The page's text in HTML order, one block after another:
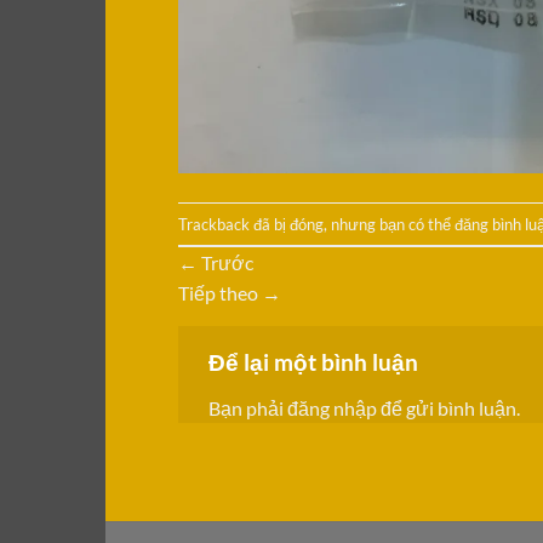
Trackback đã bị đóng, nhưng bạn có thểđăng bình
← Trước
Tiếp theo →
Để lại một bình luận
Bạn phải đăng nhậpđể gửi bình luận.